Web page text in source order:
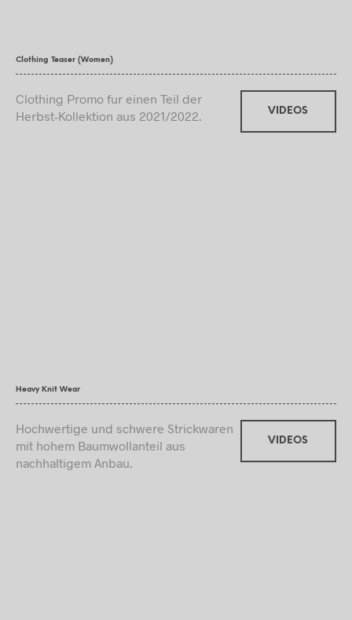
Clothing Teaser (Women)
Clothing Promo fur einen Teil der
Herbst-Kollektion aus 2021/2022.
VIDEOS
Heavy Knit Wear
Hochwertige und schwere Strickwaren
mit hohem Baumwollanteil aus
nachhaltigem Anbau.
VIDEOS